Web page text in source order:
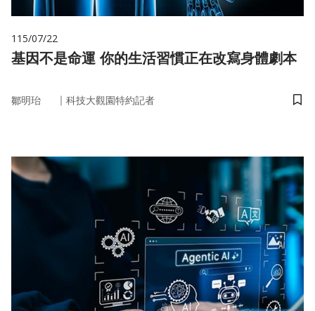
115/07/22
基因不是命運 你的生活習慣正在改寫身體劇本
鄒明珆 ｜ 科技大觀園特約記者
儲